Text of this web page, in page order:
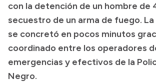
Compras y licitaciones
Consulta de expedientes
Consulta de pago a proveedores
Convocatorias
Intranet
con la detención de un hombre de
secuestro de un arma de fuego.
se concretó en pocos minutos
coordinado entre los operadores
emergencias y efectivos de la
Negro.